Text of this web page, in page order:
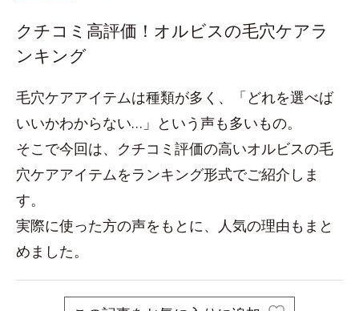
クチコミ高評価！オルビスの毛穴ケアラ
ンキング
毛穴ケアアイテムは種類が多く、「どれを選べば
いいかわからない…」という声も多いもの。
そこで今回は、クチコミ評価の高いオルビスの毛
穴ケアアイテムをランキング形式でご紹介しま
す。
実際に使った方の声をもとに、人気の理由もまと
めました。